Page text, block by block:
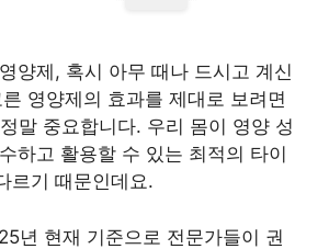
양제, 혹시 아무 때나 드시고 계신
영양제의 효과를 제대로 보려면
정말 중요합니다. 우리 몸이 영양 성
하고 활용할 수 있는 최적의 타이
르기 때문인데요.
년 현재 기준으로 전문가들이 권